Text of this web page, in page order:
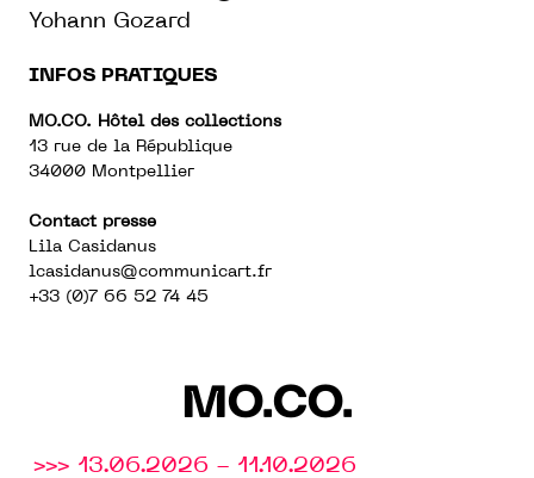
Yohann Gozard
INFOS PRATIQUES
MO.CO. Hôtel des collections
13 rue de la République
34000 Montpellier
Contact presse
Lila Casidanus
lcasidanus@communicart.fr
+33 (0)7 66 52 74 45
MO.CO.
>>> 13.06.2026 - 11.10.2026